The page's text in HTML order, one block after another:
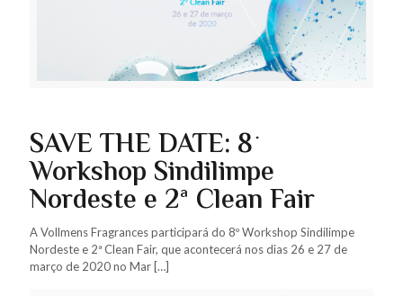
SAVE THE DATE: 8º
Workshop Sindilimpe
Nordeste e 2ª Clean Fair
A Vollmens Fragrances participará do 8º Workshop Sindilimpe
Nordeste e 2ª Clean Fair, que acontecerá nos dias 26 e 27 de
março de 2020 no Mar […]